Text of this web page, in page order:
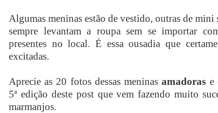
Algumas meninas estão de vestido, outras de mini
sempre levantam a roupa sem se importar
presentes no local. É essa ousadia que
excitadas.
Aprecie as 20 fotos dessas meninasamadoras e
5ª edição deste post que vem fazendo muito
marmanjos.